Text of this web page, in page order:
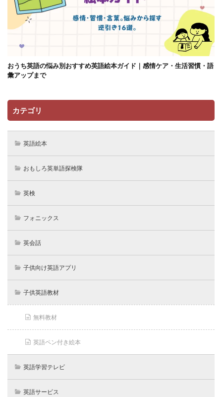
おうち英語の悩み別おすすめ英語絵本ガイド｜感情ケア・生活習慣・語
彙アップまで
カテゴリ
英語絵本
おもしろ英単語探検隊
英検
フォニックス
英会話
子供向け英語アプリ
子供英語教材
無料教材
英語ペン付き絵本
英語学習テレビ
英語サービス